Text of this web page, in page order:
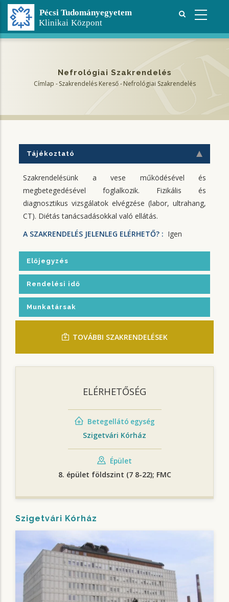
Ugrás
tartalomra
Nefrológiai Szakrendelés
Címlap - Szakrendelés Kereső -Nefrológiai Szakrendelés
Tájékoztató
Szakrendelésünk a vese működésével és
megbetegedésével foglalkozik. Fizikális és
diagnosztikus vizsgálatok elvégzése (labor, ultrahang,
CT). Diétás tanácsadásokkal való ellátás.
A SZAKRENDELÉS JELENLEG ELÉRHETŐ? : Igen
Előjegyzés
Rendelési idő
Munkatársak
TOVÁBBI SZAKRENDELÉSEK
ELÉRHETŐSÉG
Betegellátó egység
Szigetvári Kórház
Épület
8. épület földszint (7 8-22); FMC
Szigetvári Kórház